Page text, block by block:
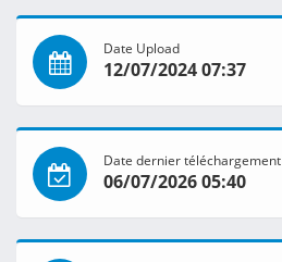
Date Upload
12/07/2024 07:37
Date dernier téléchargement
06/07/2026 05:40